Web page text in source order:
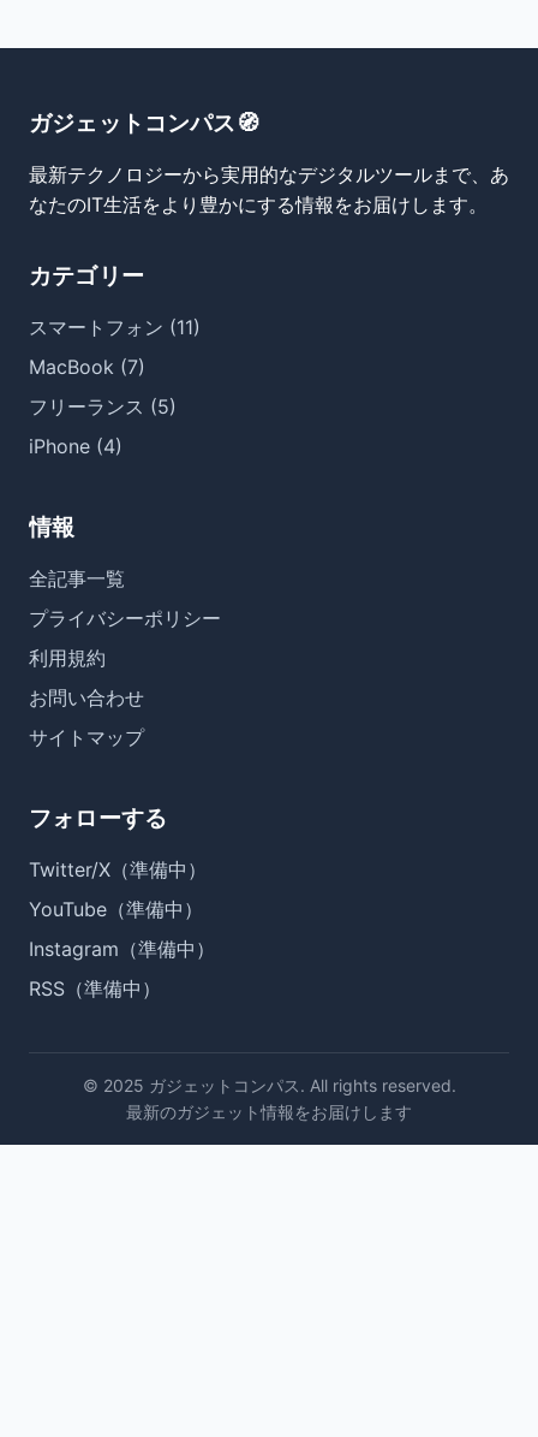
ガジェットコンパス🧭
最新テクノロジーから実用的なデジタルツールまで、あ
なたのIT生活をより豊かにする情報をお届けします。
カテゴリー
スマートフォン (11)
MacBook (7)
フリーランス (5)
iPhone (4)
情報
全記事一覧
プライバシーポリシー
利用規約
お問い合わせ
サイトマップ
フォローする
Twitter/X（準備中）
YouTube（準備中）
Instagram（準備中）
RSS（準備中）
© 2025 ガジェットコンパス. All rights reserved.
最新のガジェット情報をお届けします